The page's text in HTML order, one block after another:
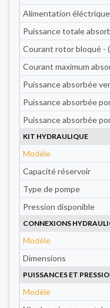
Alimentation
Puissance totale
Courant rotor bloqué -
Courant maximum
Puissance absorbée
Puissance absorbée
Puissance absorbée
KIT HYDRAULIQUE
Modèle
Capacité réservoir
Type de pompe
Pression disponible
CONNEXIONS
Modèle
Dimensions
PUISSANCES ET
Modèle